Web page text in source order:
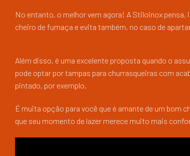
No entanto, o melhor vem agora! A Stiloinox
cheiro de fumaça e evita também, no caso de
Além disso, é uma excelente proposta quando o
pode optar por tampas para churrasqueiras com
pintado, por exemplo.
É muita opção para você que é amante de um bom
que seu momento de lazer merece muito mais